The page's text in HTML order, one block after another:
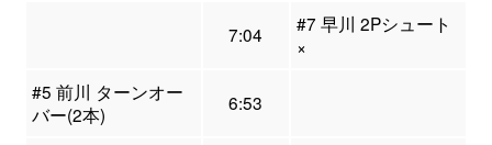
7:04
#7 早川 2Pシュート
×
#5 前川 ターンオー
バー(2本)
6:53